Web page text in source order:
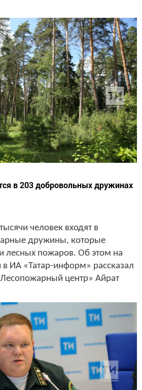
в 203 добровольных дружинах
человек входят в
дружины, которые
лесных пожаров. Об этом на
ИА «Татар-информ» рассказал
центр» Айрат